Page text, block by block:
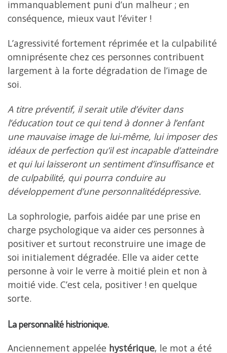
immanquablement puni d’un malheur ; en
conséquence, mieux vaut l’éviter !
L’agressivité fortement réprimée et la culpabilité
omniprésente chez ces personnes contribuent
largement à la forte dégradation de l’image de
soi.
A titre préventif, il serait utile d’éviter dans
l’éducation tout ce qui tend à donner à l’enfant
une mauvaise image de lui-même, lui imposer des
idéaux de perfection qu’il est incapable d’atteindre
et qui lui laisseront un sentiment d’insuffisance et
de culpabilité, qui pourra conduire au
développement d’une personnalitédépressive.
La sophrologie, parfois aidée par une prise en
charge psychologique va aider ces personnes à
positiver et surtout reconstruire une image de
soi initialement dégradée. Elle va aider cette
personne à voir le verre à moitié plein et non à
moitié vide. C’est cela, positiver ! en quelque
sorte.
La personnalité histrionique.
Anciennement appelée hystérique, le mot a été